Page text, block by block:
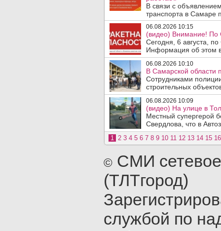
В связи с
транспорта в Самаре
06.08.2026 10:15
(видео) Внимание! По
Сегодня, 6 августа,
Информация об этом
06.08.2026 10:10
В Самарской области
Сотрудниками
строительных
06.08.2026 10:09
(видео) На улице в
Местный супергерой
Свердлова, что в
1 2 3 4 5 6 7 8 9 10 11 12 13 14 15 16
© СМИ
(ТЛТгород)
службой по